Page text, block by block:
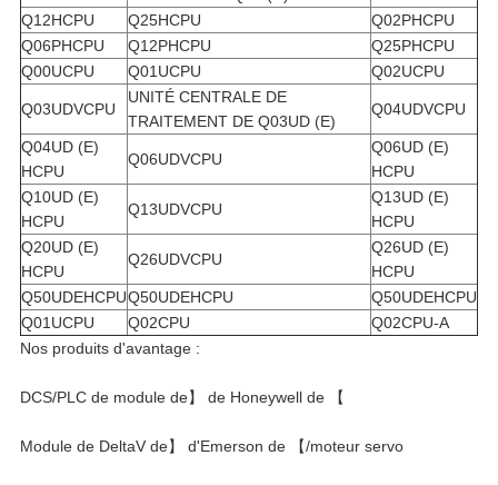
Q12HCPU
Q25HCPU
Q02PHCPU
Q06PHCPU
Q12PHCPU
Q25PHCPU
Q00UCPU
Q01UCPU Q02UCPU
Q03UDVCPU
UNITÉ CENTRALE DE
TRAITEMENT DE Q03UD (E)
Q04UDVCPU
Q04UD (E)
HCPU
Q06UDVCPU
Q06UD (E)
HCPU
Q10UD (E)
HCPU
Q13UDVCPU
Q13UD (E)
HCPU
Q20UD (E)
HCPU
Q26UDVCPU
Q26UD (E)
HCPU
Q50UDEHCPUQ50UDEHCPU
Q50UDEHCPU
Q01UCPU
Q02CPU
Q02CPU-A
Nos produits d'avantage :
DCS/PLC de module de】 de Honeywell de 【
Module de DeltaV de】 d'Emerson de 【/moteur servo